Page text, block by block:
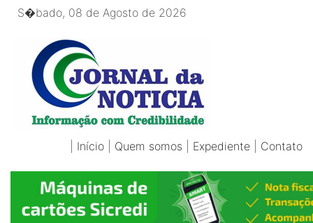
S�bado, 08 de Agosto de 2026
Início Quem somos Expediente Contato